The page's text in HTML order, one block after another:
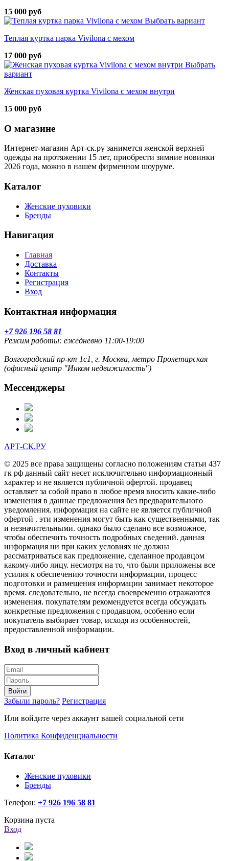
15 000 руб
Выбрать вариант
Теплая куртка парка Vivilona с мехом
17 000 руб
Выбрать
вариант
Женская пуховая куртка Vivilona с мехом внутри
15 000 руб
О магазине
Интернет-магазин Арт-ск.ру занимется женской верхней
одежды на протяжении 15 лет, приобрести зимние новинки
2026 года, можно в нашем фирменном шоуруме.
Каталог
Женские пуховики
Бренды
Навигация
Главная
Доставка
Контакты
Регистрация
Вход
Контактная информация
+7 926 196 58 81
Режим работы: ежедневно 11:00-19:00
Волгоградский пр-кт 1с1, г. Москва, метро Пролетарская
(офисный центр "Инком недвижимость")
Мессенджеры
АРТ-СК.РУ
© 2025 все права защищены согласно положениям статьи 437
гк рф данный сайт несет исключительно информационный
характер и не является публичной офертой. продавец
оставляет за собой право в любое время вносить какие-либо
изменения в данные предложения без предварительного
уведомления. информация на сайте не является публичной
офертой . эти изменения могут быть как существенными, так
и незначительными. однако было сделано все возможное,
чтобы обеспечить точность подробных сведений. данная
информация ни при каких условиях не должна
рассматриваться как предложение, сделанное продавцом
какому-либо лицу. несмотря на то, что были приложены все
усилия к обеспечению точности информации, процесс
подготовки и размещения информации занимает некоторое
время. следовательно, не всегда своевременно отражаются
изменения. покупателям рекомендуется всегда обсуждать
конкретные предложения с продавцом, особенно если
покупатель выбирает товар, исходя из особенностей,
предоставленной информации.
Вход в личный кабиент
Войти
Забыли пароль? Регистрация
Или войдите через аккаунт вашей социальной сети
Политика Конфиденциальности
Каталог
Женские пуховики
Бренды
Телефон: +7 926 196 58 81
Корзина пуста
Вход